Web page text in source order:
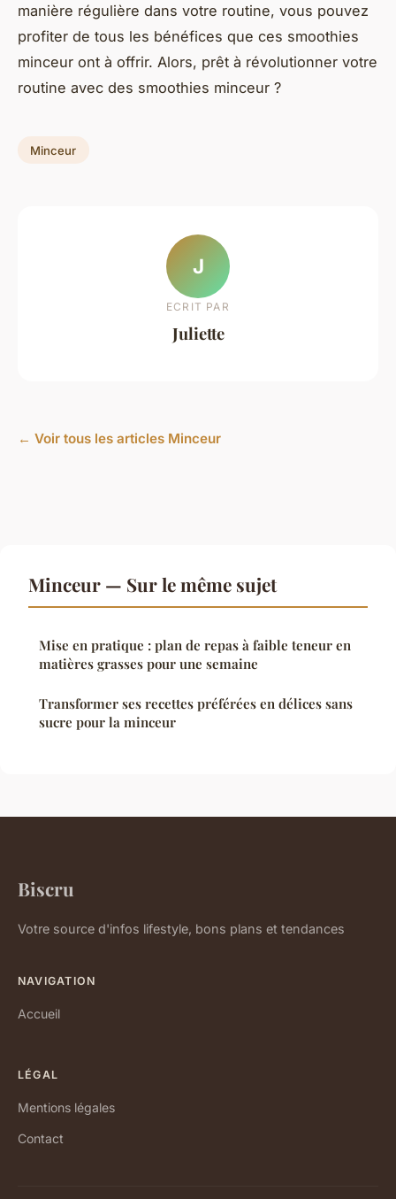
manière régulière dans votre routine, vous pouvez
profiter de tous les bénéfices que ces smoothies
minceur ont à offrir. Alors, prêt à révolutionner votre
routine avec des smoothies minceur ?
Minceur
J
ECRIT PAR
Juliette
← Voir tous les articles Minceur
Minceur — Sur le même sujet
Mise en pratique : plan de repas à faible teneur en
matières grasses pour une semaine
Transformer ses recettes préférées en délices sans
sucre pour la minceur
Biscru
Votre source d'infos lifestyle, bons plans et tendances
NAVIGATION
Accueil
LÉGAL
Mentions légales
Contact